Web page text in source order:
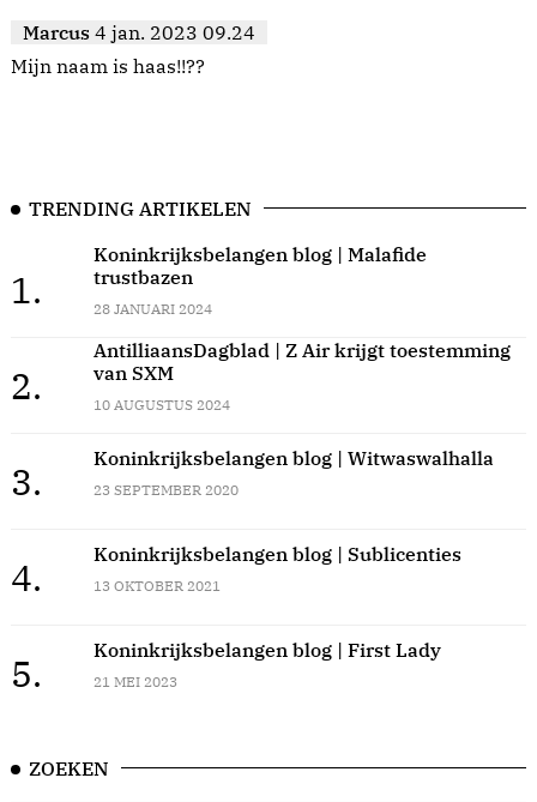
Marcus 4 jan. 2023 09.24
Mijn naam is haas!!??
TRENDING ARTIKELEN
1.
Koninkrijksbelangen blog | Malafide
trustbazen
28 JANUARI 2024
2.
AntilliaansDagblad | Z Air krijgt toestemming
van SXM
10 AUGUSTUS 2024
3.
Koninkrijksbelangen blog | Witwaswalhalla
23 SEPTEMBER 2020
4.
Koninkrijksbelangen blog | Sublicenties
13 OKTOBER 2021
5.
Koninkrijksbelangen blog | First Lady
21 MEI 2023
ZOEKEN